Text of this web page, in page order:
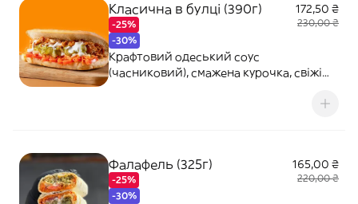
Класична в булці (390г)
-25%
-30%
172,50 ₴
230,00 ₴
Крафтовий одеський соус
(часниковий), смажена курочка, свіжі
Фалафель (325г)
-25%
-30%
165,00 ₴
220,00 ₴